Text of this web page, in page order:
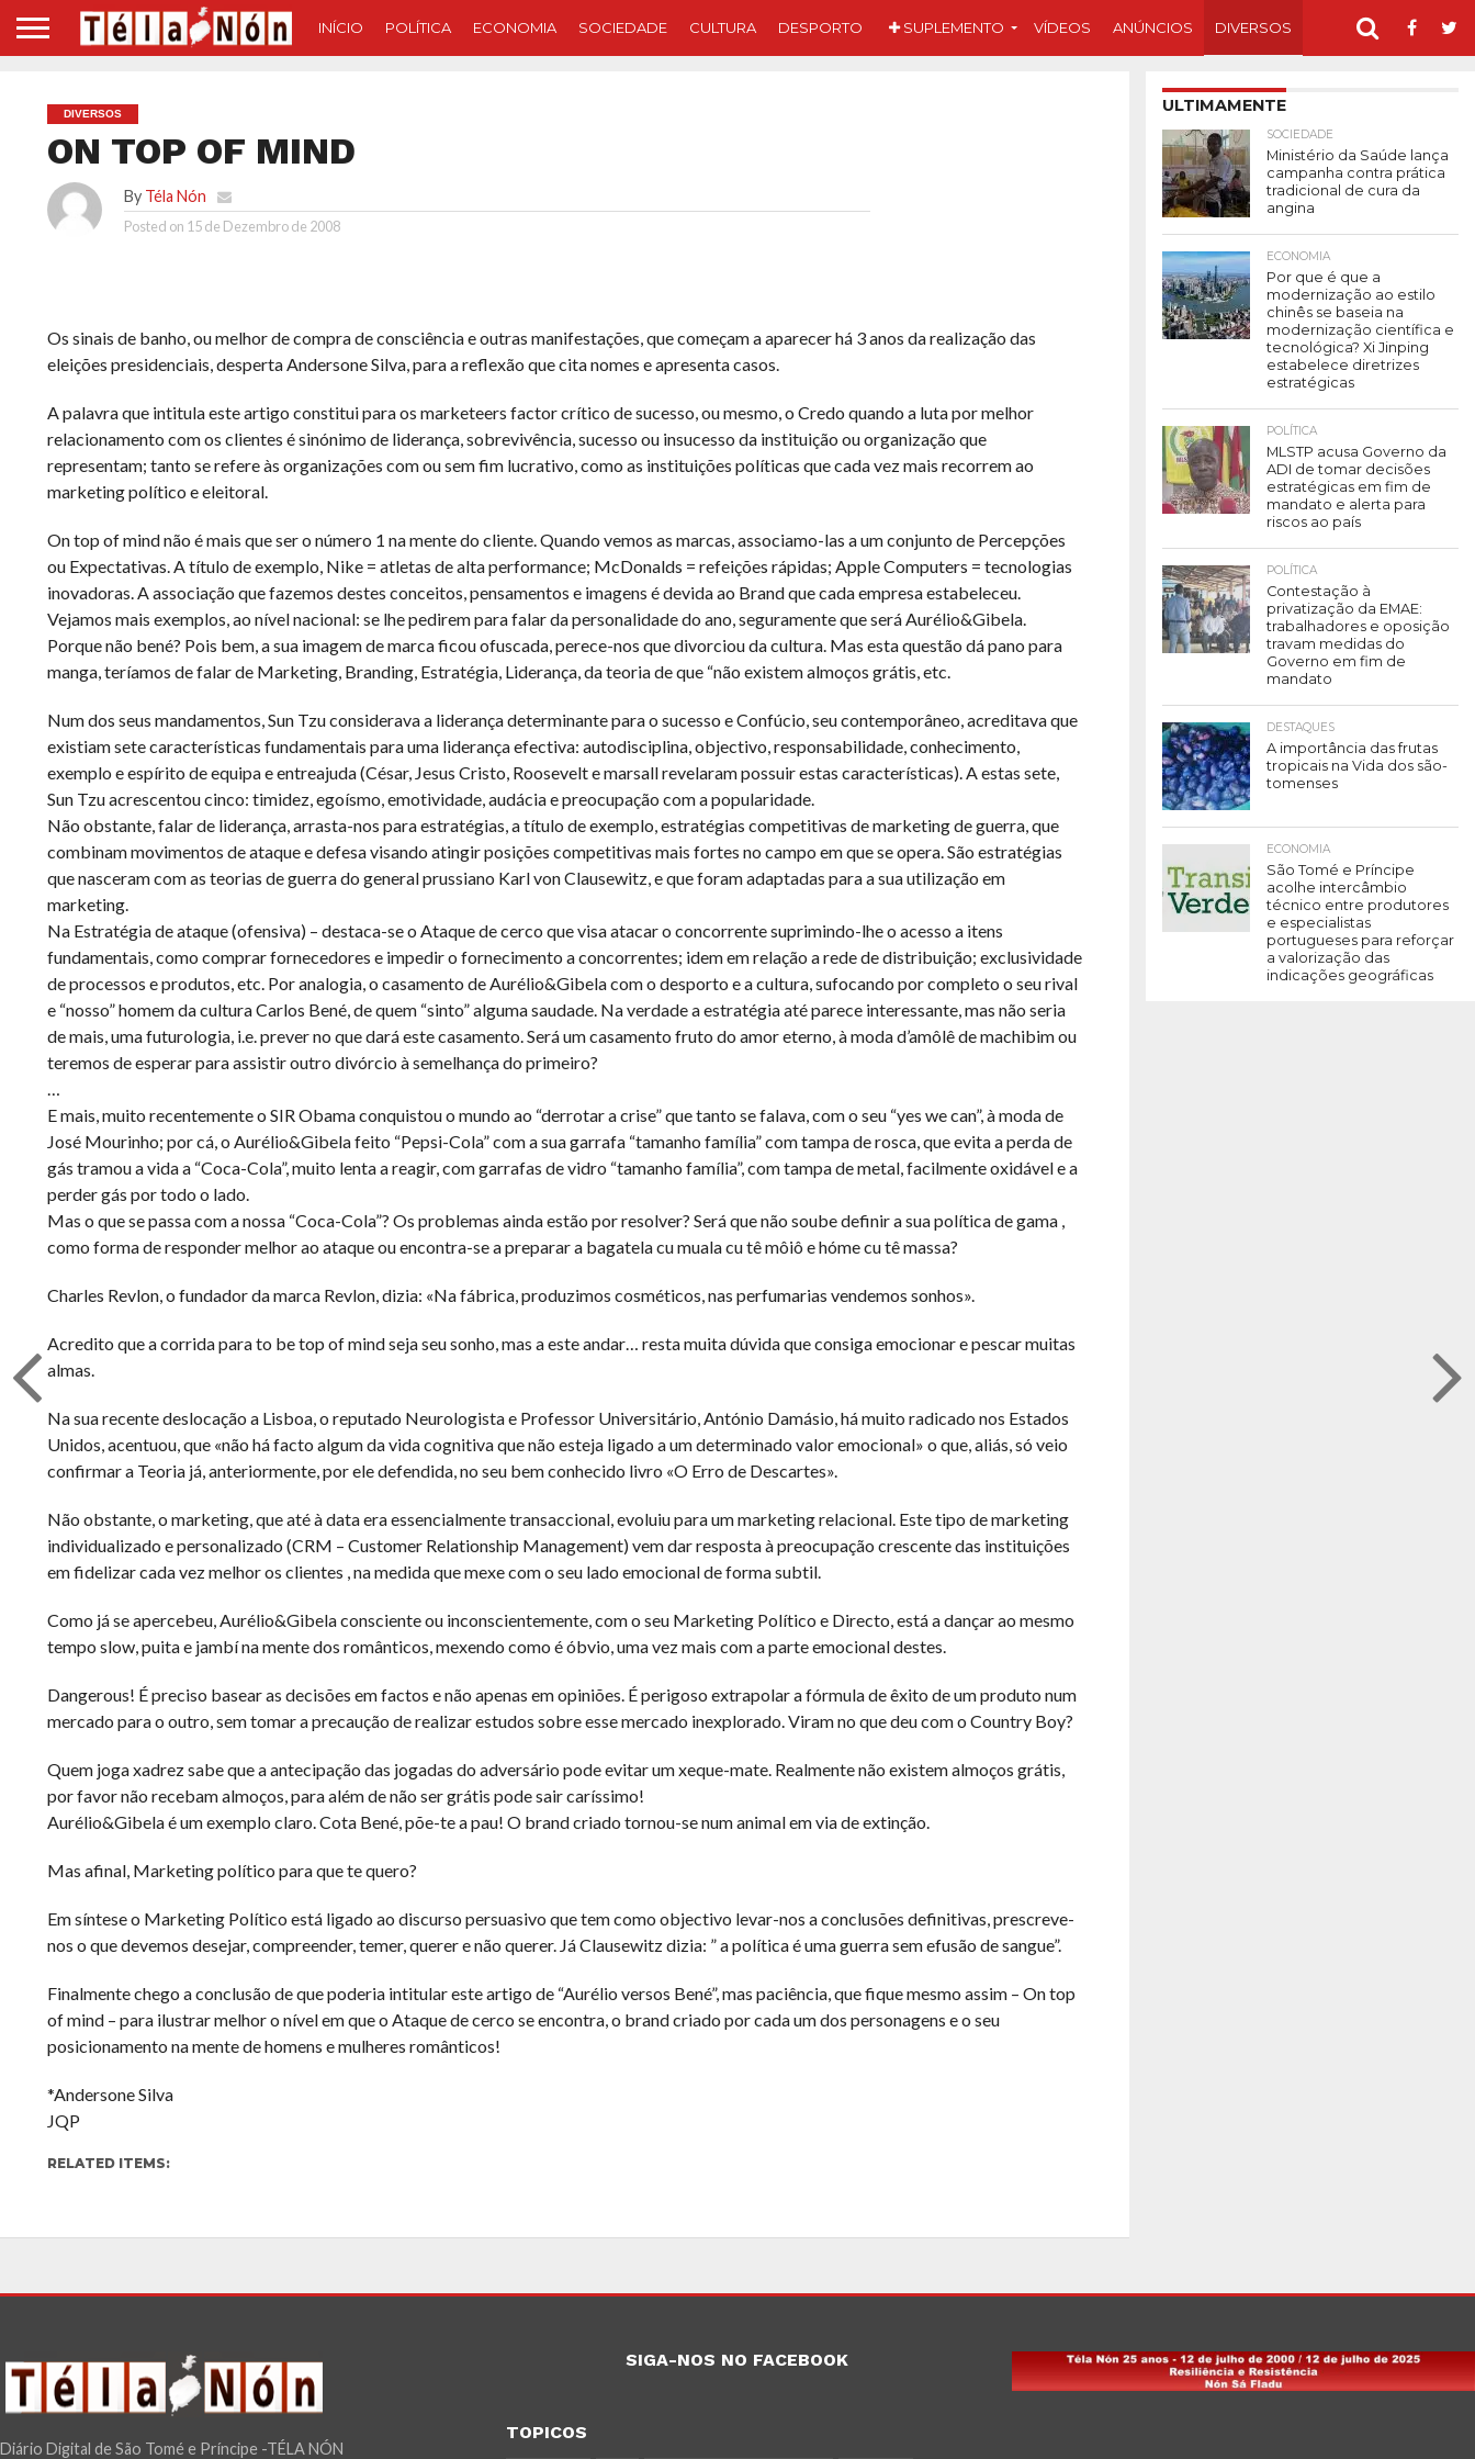
INÍCIO POLÍTICA ECONOMIA SOCIEDADE CULTURA DESPORTO SUPLEMENTO VÍDEOS ANÚNCIOS DIVERSOS
DIVERSOS
ON TOP OF MIND
By Téla Nón
Posted on 15 de Dezembro de 2008
Os sinais de banho, ou melhor de compra de consciência e outras manifestações, que começam a aparecer há 3 anos da realização das
eleições presidenciais, desperta Andersone Silva, para a reflexão que cita nomes e apresenta casos.
A palavra que intitula este artigo constitui para os marketeers factor crítico de sucesso, ou mesmo, o Credo quando a luta por melhor
relacionamento com os clientes é sinónimo de liderança, sobrevivência, sucesso ou insucesso da instituição ou organização que
representam; tanto se refere às organizações com ou sem fim lucrativo, como as instituições políticas que cada vez mais recorrem ao
marketing político e eleitoral.
On top of mind não é mais que ser o número 1 na mente do cliente. Quando vemos as marcas, associamo-las a um conjunto de Percepções
ou Expectativas. A título de exemplo, Nike = atletas de alta performance; McDonalds = refeições rápidas; Apple Computers = tecnologias
inovadoras. A associação que fazemos destes conceitos, pensamentos e imagens é devida ao Brand que cada empresa estabeleceu.
Vejamos mais exemplos, ao nível nacional: se lhe pedirem para falar da personalidade do ano, seguramente que será Aurélio&Gibela.
Porque não bené? Pois bem, a sua imagem de marca ficou ofuscada, perece-nos que divorciou da cultura. Mas esta questão dá pano para
manga, teríamos de falar de Marketing, Branding, Estratégia, Liderança, da teoria de que “não existem almoços grátis, etc.
Num dos seus mandamentos, Sun Tzu considerava a liderança determinante para o sucesso e Confúcio, seu contemporâneo, acreditava que
existiam sete características fundamentais para uma liderança efectiva: autodisciplina, objectivo, responsabilidade, conhecimento,
exemplo e espírito de equipa e entreajuda (César, Jesus Cristo, Roosevelt e marsall revelaram possuir estas características). A estas sete,
Sun Tzu acrescentou cinco: timidez, egoísmo, emotividade, audácia e preocupação com a popularidade.
Não obstante, falar de liderança, arrasta-nos para estratégias, a título de exemplo, estratégias competitivas de marketing de guerra, que
combinam movimentos de ataque e defesa visando atingir posições competitivas mais fortes no campo em que se opera. São estratégias
que nasceram com as teorias de guerra do general prussiano Karl von Clausewitz, e que foram adaptadas para a sua utilização em
marketing.
Na Estratégia de ataque (ofensiva) – destaca-se o Ataque de cerco que visa atacar o concorrente suprimindo-lhe o acesso a itens
fundamentais, como comprar fornecedores e impedir o fornecimento a concorrentes; idem em relação a rede de distribuição; exclusividade
de processos e produtos, etc. Por analogia, o casamento de Aurélio&Gibela com o desporto e a cultura, sufocando por completo o seu rival
e “nosso” homem da cultura Carlos Bené, de quem “sinto” alguma saudade. Na verdade a estratégia até parece interessante, mas não seria
de mais, uma futurologia, i.e. prever no que dará este casamento. Será um casamento fruto do amor eterno, à moda d’amôlê de machibim ou
teremos de esperar para assistir outro divórcio à semelhança do primeiro?
…
E mais, muito recentemente o SIR Obama conquistou o mundo ao “derrotar a crise” que tanto se falava, com o seu “yes we can”, à moda de
José Mourinho; por cá, o Aurélio&Gibela feito “Pepsi-Cola” com a sua garrafa “tamanho família” com tampa de rosca, que evita a perda de
gás tramou a vida a “Coca-Cola”, muito lenta a reagir, com garrafas de vidro “tamanho família”, com tampa de metal, facilmente oxidável e a
perder gás por todo o lado.
Mas o que se passa com a nossa “Coca-Cola”? Os problemas ainda estão por resolver? Será que não soube definir a sua política de gama ,
como forma de responder melhor ao ataque ou encontra-se a preparar a bagatela cu muala cu tê môiô e hóme cu tê massa?
Charles Revlon, o fundador da marca Revlon, dizia: «Na fábrica, produzimos cosméticos, nas perfumarias vendemos sonhos».
Acredito que a corrida para to be top of mind seja seu sonho, mas a este andar… resta muita dúvida que consiga emocionar e pescar muitas
almas.
Na sua recente deslocação a Lisboa, o reputado Neurologista e Professor Universitário, António Damásio, há muito radicado nos Estados
Unidos, acentuou, que «não há facto algum da vida cognitiva que não esteja ligado a um determinado valor emocional» o que, aliás, só veio
confirmar a Teoria já, anteriormente, por ele defendida, no seu bem conhecido livro «O Erro de Descartes».
Não obstante, o marketing, que até à data era essencialmente transaccional, evoluiu para um marketing relacional. Este tipo de marketing
individualizado e personalizado (CRM – Customer Relationship Management) vem dar resposta à preocupação crescente das instituições
em fidelizar cada vez melhor os clientes , na medida que mexe com o seu lado emocional de forma subtil.
Como já se apercebeu, Aurélio&Gibela consciente ou inconscientemente, com o seu Marketing Político e Directo, está a dançar ao mesmo
tempo slow, puita e jambí na mente dos românticos, mexendo como é óbvio, uma vez mais com a parte emocional destes.
Dangerous! É preciso basear as decisões em factos e não apenas em opiniões. É perigoso extrapolar a fórmula de êxito de um produto num
mercado para o outro, sem tomar a precaução de realizar estudos sobre esse mercado inexplorado. Viram no que deu com o Country Boy?
Quem joga xadrez sabe que a antecipação das jogadas do adversário pode evitar um xeque-mate. Realmente não existem almoços grátis,
por favor não recebam almoços, para além de não ser grátis pode sair caríssimo!
Aurélio&Gibela é um exemplo claro. Cota Bené, põe-te a pau! O brand criado tornou-se num animal em via de extinção.
Mas afinal, Marketing político para que te quero?
Em síntese o Marketing Político está ligado ao discurso persuasivo que tem como objectivo levar-nos a conclusões definitivas, prescreve-
nos o que devemos desejar, compreender, temer, querer e não querer. Já Clausewitz dizia: ” a política é uma guerra sem efusão de sangue”.
Finalmente chego a conclusão de que poderia intitular este artigo de “Aurélio versos Bené”, mas paciência, que fique mesmo assim – On top
of mind – para ilustrar melhor o nível em que o Ataque de cerco se encontra, o brand criado por cada um dos personagens e o seu
posicionamento na mente de homens e mulheres românticos!
*Andersone Silva
JQP
RELATED ITEMS:
ULTIMAMENTE
SOCIEDADE
Ministério da Saúde lança
campanha contra prática
tradicional de cura da
angina
ECONOMIA
Por que é que a
modernização ao estilo
chinês se baseia na
modernização científica e
tecnológica? Xi Jinping
estabelece diretrizes
estratégicas
POLÍTICA
MLSTP acusa Governo da
ADI de tomar decisões
estratégicas em fim de
mandato e alerta para
riscos ao país
POLÍTICA
Contestação à
privatização da EMAE:
trabalhadores e oposição
travam medidas do
Governo em fim de
mandato
DESTAQUES
A importância das frutas
tropicais na Vida dos são-
tomenses
ECONOMIA
São Tomé e Príncipe
acolhe intercâmbio
técnico entre produtores
e especialistas
portugueses para reforçar
a valorização das
indicações geográficas
Diário Digital de São Tomé e Príncipe -TÉLA NÓN
SIGA-NOS NO FACEBOOK
TOPICOS